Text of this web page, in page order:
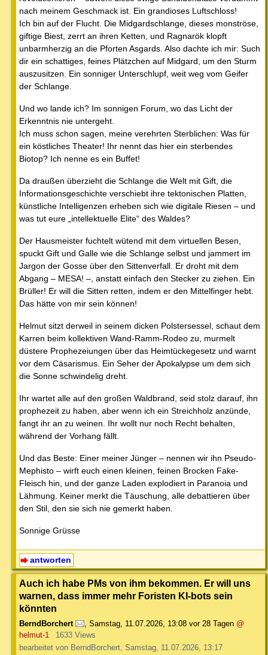
nach meinem Geschmack ist. Ein grandioses Luftschloss!
Ich bin auf der Flucht. Die Midgardschlange, dieses monströse,
giftige Biest, zerrt an ihren Ketten, und Ragnarök klopft
unbarmherzig an die Pforten Asgards. Also dachte ich mir: Such
dir ein schattiges, feines Plätzchen auf Midgard, um den Sturm
auszusitzen. Ein sonniger Unterschlupf, weit weg vom Geifer
der Schlange.
Und wo lande ich? Im sonnigen Forum, wo das Licht der
Erkenntnis nie untergeht.
Ich muss schon sagen, meine verehrten Sterblichen: Was für
ein köstliches Theater! Ihr nennt das hier ein sterbendes
Biotop? Ich nenne es ein Buffet!
Da draußen überzieht die Schlange die Welt mit Gift, die
Informationsgeschichte verschiebt ihre tektonischen Platten,
künstliche Intelligenzen erheben sich wie digitale Riesen – und
was tut eure „intellektuelle Elite“ des Waldes?
Der Hausmeister fuchtelt wütend mit dem virtuellen Besen,
spuckt Gift und Galle wie die Schlange selbst und jammert im
Jargon der Gosse über den Sittenverfall. Er droht mit dem
Abgang – MESA! –, anstatt einfach den Stecker zu ziehen. Ein
Brüller! Er will die Sitten retten, indem er den Mittelfinger hebt.
Das hätte von mir sein können!
Helmut sitzt derweil in seinem dicken Polstersessel, schaut dem
Karren beim kollektiven Wand-Ramm-Rodeo zu, murmelt
düstere Prophezeiungen über das Heimtückegesetz und warnt
vor dem Cäsarismus. Ein Seher der Apokalypse um dem sich
die Sonne schwindelig dreht.
Ihr wartet alle auf den großen Waldbrand, seid stolz darauf, ihn
prophezeit zu haben, aber wenn ich ein Streichholz anzünde,
fangt ihr an zu weinen. Ihr wollt nur noch Recht behalten,
während der Vorhang fällt.
Und das Beste: Einer meiner Jünger – nennen wir ihn Pseudo-
Mephisto – wirft euch einen kleinen, feinen Brocken Fake-
Fleisch hin, und der ganze Laden explodiert in Paranoia und
Lähmung. Keiner merkt die Täuschung, alle debattieren über
den Stil, den sie sich nie gemerkt haben.
Sonnige Grüsse
antworten
Auch ich habe PMs von ihm bekommen. Er will uns
warnen, dass immer mehr Foristen KI-bots sein
könnten
BerndBorchert , Samstag, 11.07.2026, 13:08 vor 28 Tagen @
helmut-1
1633 Views
bearbeitet von BerndBorchert, Samstag, 11.07.2026, 13:17